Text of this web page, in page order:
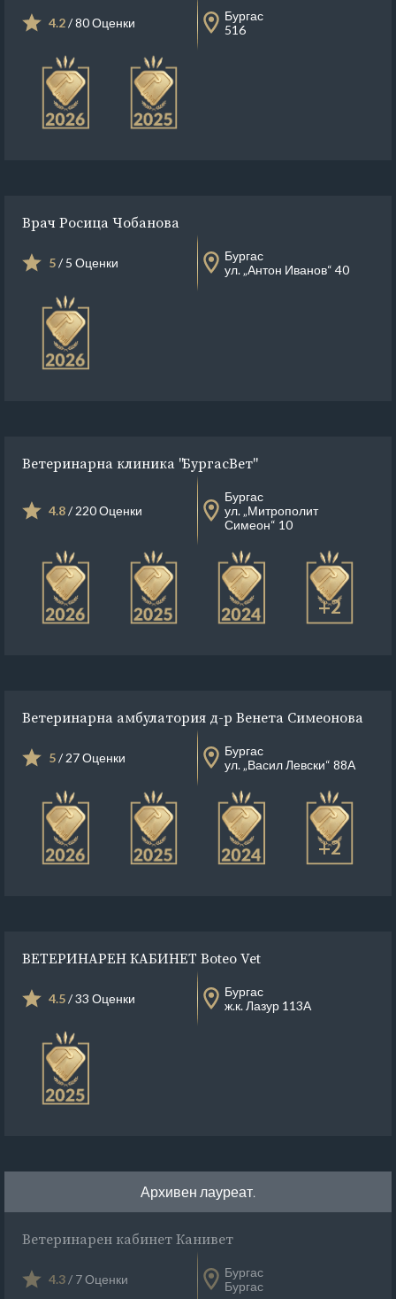
4.2/ 80 Оценки
Бургас
516
Врач Росица Чобанова
5/ 5 Оценки
Бургас
ул. „Антон Иванов“ 40
Ветеринарна клиника "БургасВет"
4.8/ 220 Оценки
Бургас
ул. „Митрополит
Симеон“ 10
+2
Ветеринарна амбулатория д-р Венета Симеонова
5/ 27 Оценки
Бургас
ул. „Васил Левски“ 88А
+2
ВЕТЕРИНАРЕН КАБИНЕТ Boteo Vet
4.5/ 33 Оценки
Бургас
ж.к. Лазур 113А
Архивен лауреат.
Ветеринарен кабинет Канивет
4.3/ 7 Оценки
Бургас
Бургас